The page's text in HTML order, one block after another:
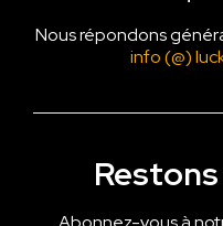
Nous répondons
info (@)